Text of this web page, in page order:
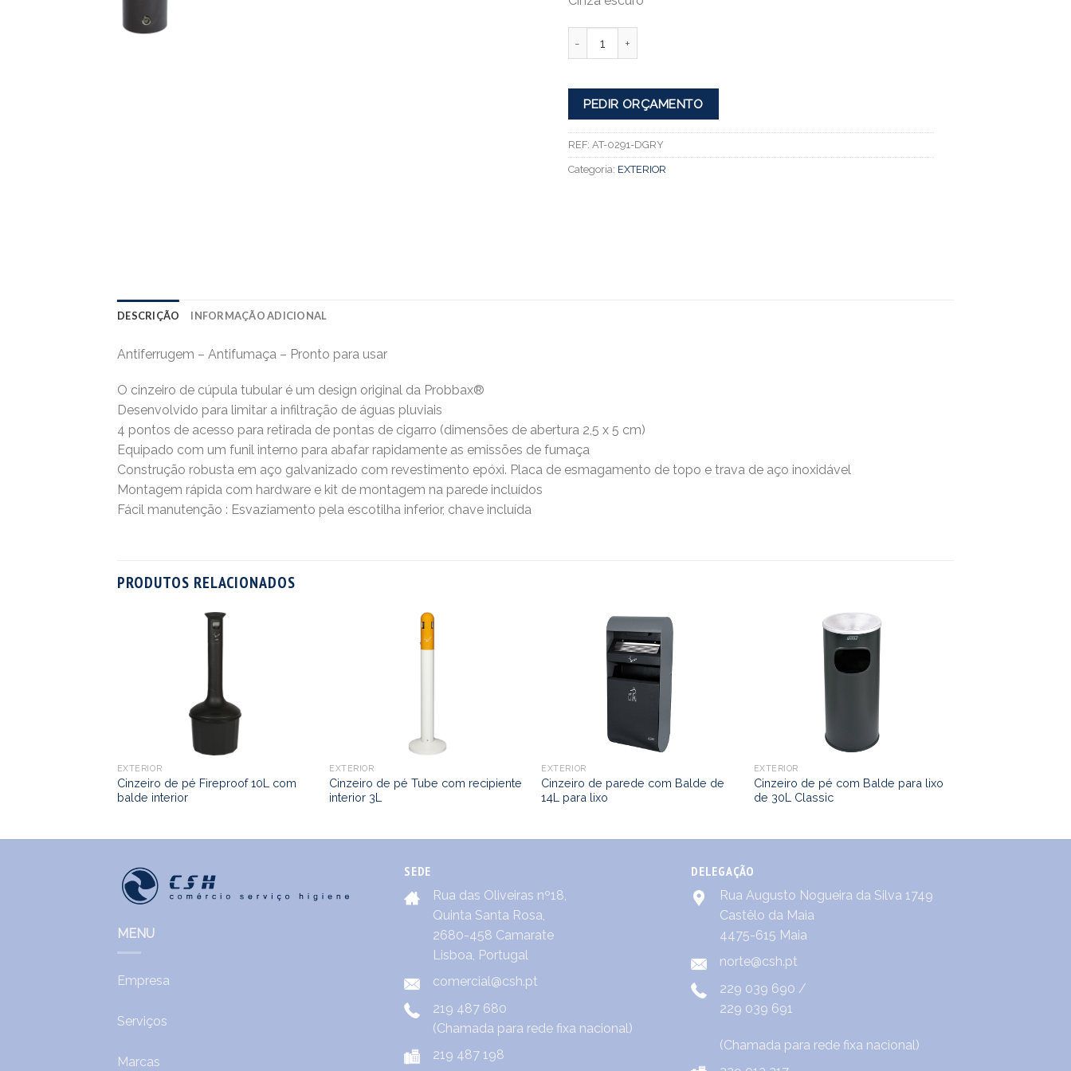
PEDIR ORÇAMENTO
REF: AT-0291-DGRY
Categoria: EXTERIOR
DESCRIÇÃO INFORMAÇÃO ADICIONAL
Antiferrugem – Antifumaça – Pronto para usar
O cinzeiro de cúpula tubular é um design original da Probbax®
Desenvolvido para limitar a infiltração de águas pluviais
4 pontos de acesso para retirada de pontas de cigarro (dimensões de abertura 2,5 x 5 cm)
Equipado com um funil interno para abafar rapidamente as emissões de fumaça
Construção robusta em aço galvanizado com revestimento epóxi. Placa de esmagamento de topo e trava de aço inoxidável
Montagem rápida com hardware e kit de montagem na parede incluídos
Fácil manutenção : Esvaziamento pela escotilha inferior, chave incluída
PRODUTOS RELACIONADOS
EXTERIOR
Cinzeiro de pé Fireproof 10L com
balde interior
EXTERIOR
Cinzeiro de pé Tube com recipiente
interior 3L
EXTERIOR
Cinzeiro de parede com Balde de
14L para lixo
EXTERIOR
Cinzeiro de pé com Balde para lixo
de 30L Classic
MENU
Empresa
Serviços
Marcas
SEDE
Rua das Oliveiras nº18,
Quinta Santa Rosa,
2680-458 Camarate
Lisboa, Portugal
comercial@csh.pt
219 487 680
(Chamada para rede fixa nacional)
219 487 198
DELEGAÇÃO
Rua Augusto Nogueira da Silva 1749
Castêlo da Maia
4475-615 Maia
norte@csh.pt
229 039 690 /
229 039 691
(Chamada para rede fixa nacional)